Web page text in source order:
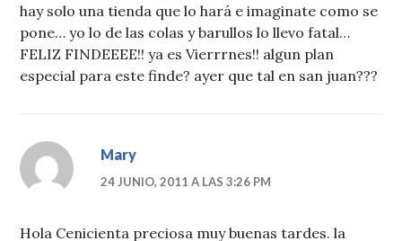
hay solo una tienda que lo hará e imaginate como se
pone… yo lo de las colas y barullos lo llevo fatal…
FELIZ FINDEEEE!! ya es Vierrrnes!! algun plan
especial para este finde? ayer que tal en san juan???
Mary
24 JUNIO, 2011 A LAS 3:26 PM
Hola Cenicienta preciosa muy buenas tardes. la